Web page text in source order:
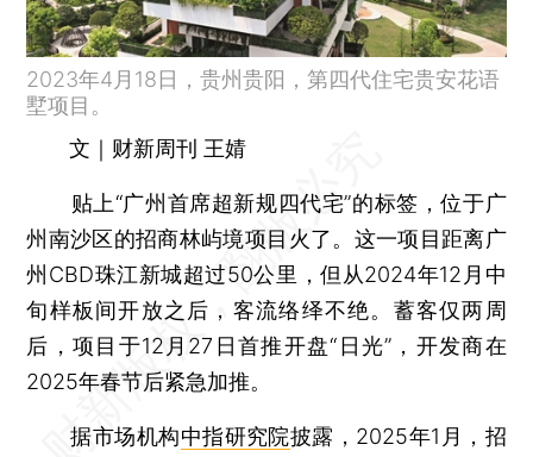
2023年4月18日，贵州贵阳，第四代住宅贵安花语
墅项目。
文｜财新周刊 王婧
贴上“广州首席超新规四代宅”的标签，位于广
州南沙区的招商林屿境项目火了。这一项目距离广
州CBD珠江新城超过50公里，但从2024年12月中
旬样板间开放之后，客流络绎不绝。蓄客仅两周
后，项目于12月27日首推开盘“日光”，开发商在
2025年春节后紧急加推。
据市场机构中指研究院披露，2025年1月，招